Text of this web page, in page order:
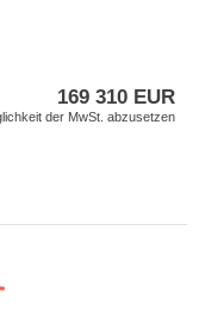
169 310 EUR
der MwSt. abzusetzen